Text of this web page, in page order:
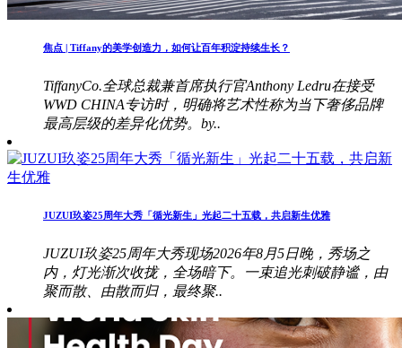
焦点 | Tiffany的美学创造力，如何让百年积淀持续生长？
TiffanyCo.全球总裁兼首席执行官Anthony Ledru在接受
WWD CHINA专访时，明确将艺术性称为当下奢侈品牌
最高层级的差异化优势。by..
JUZUI玖姿25周年大秀「循光新生」光起二十五载，共启新生优雅
JUZUI玖姿25周年大秀现场2026年8月5日晚，秀场之
内，灯光渐次收拢，全场暗下。一束追光刺破静谧，由
聚而散、由散而归，最终聚..